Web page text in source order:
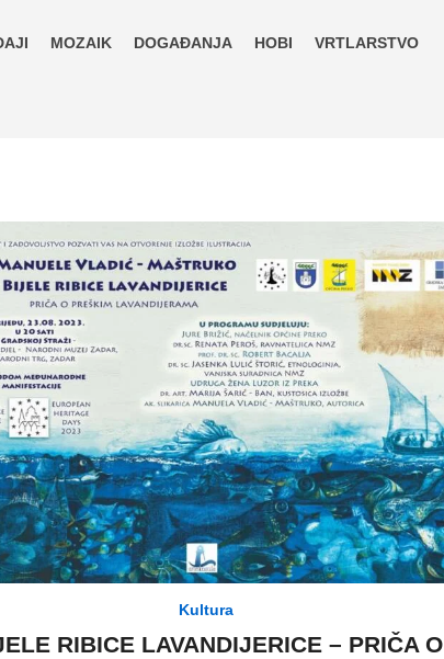
MOZAIK DOGAĐANJA HOBI VRTLARSTVO
Kultura
RIBICE LAVANDIJERICE – PRIČA O